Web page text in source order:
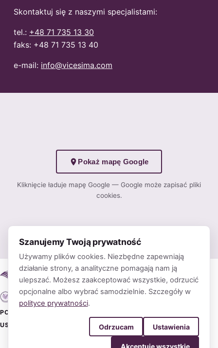
Skontaktuj się z naszymi specjalistami:
tel.: +48 71 735 13 30
faks: +48 71 735 13 40
e-mail: info@vicesima.com
Pokaż mapę Google
Kliknięcie ładuje mapę Google — Google może zapisać pliki
cookies.
POLITYKA PRYWATNOŚCI
USTAWIENIA COOKIES
Szanujemy Twoją prywatność
Używamy plików cookies. Niezbędne zapewniają
działanie strony, a analityczne pomagają nam ją
ulepszać. Możesz zaakceptować wszystkie, odrzucić
opcjonalne albo wybrać samodzielnie. Szczegóły w
polityce prywatności.
Odrzucam Ustawienia
Akceptuję wszystkie